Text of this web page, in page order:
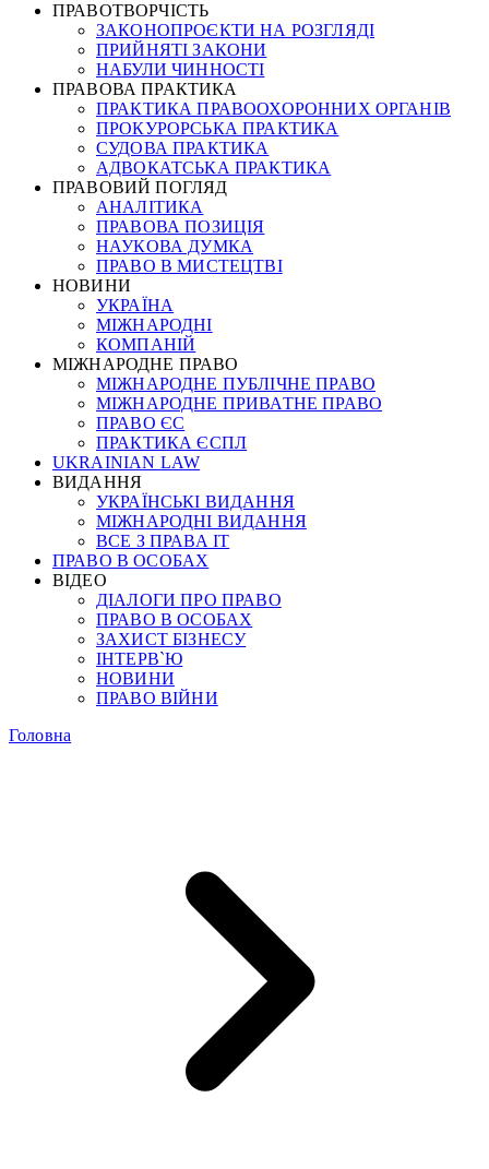
ПРАВОТВОРЧІСТЬ
ЗАКОНОПРОЄКТИ НА РОЗГЛЯДІ
ПРИЙНЯТІ ЗАКОНИ
НАБУЛИ ЧИННОСТІ
ПРАВОВА ПРАКТИКА
ПРАКТИКА ПРАВООХОРОННИХ ОРГАНІВ
ПРОКУРОРСЬКА ПРАКТИКА
СУДОВА ПРАКТИКА
АДВОКАТСЬКА ПРАКТИКА
ПРАВОВИЙ ПОГЛЯД
АНАЛІТИКА
ПРАВОВА ПОЗИЦІЯ
НАУКОВА ДУМКА
ПРАВО В МИСТЕЦТВІ
НОВИНИ
УКРАЇНА
МІЖНАРОДНІ
КОМПАНІЙ
МІЖНАРОДНЕ ПРАВО
МІЖНАРОДНЕ ПУБЛІЧНЕ ПРАВО
МІЖНАРОДНЕ ПРИВАТНЕ ПРАВО
ПРАВО ЄС
ПРАКТИКА ЄСПЛ
UKRAINIAN LAW
ВИДАННЯ
УКРАЇНСЬКІ ВИДАННЯ
МІЖНАРОДНІ ВИДАННЯ
ВСЕ З ПРАВА ІТ
ПРАВО В ОСОБАХ
ВІДЕО
ДІАЛОГИ ПРО ПРАВО
ПРАВО В ОСОБАХ
ЗАХИСТ БІЗНЕСУ
ІНТЕРВ`Ю
НОВИНИ
ПРАВО ВІЙНИ
Головна